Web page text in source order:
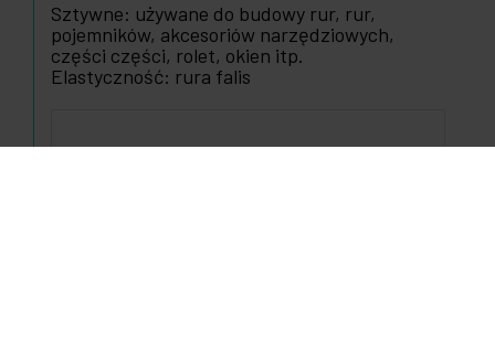
Sztywne: używane do budowy rur, rur,
pojemników, akcesoriów narzędziowych,
części części, rolet, okien itp.
Elastyczność: rura falis